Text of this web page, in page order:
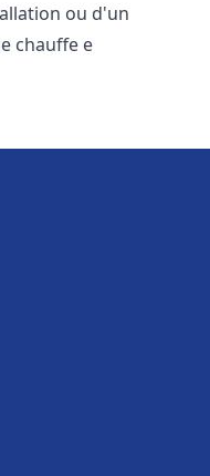
ou d'un
chauffe e